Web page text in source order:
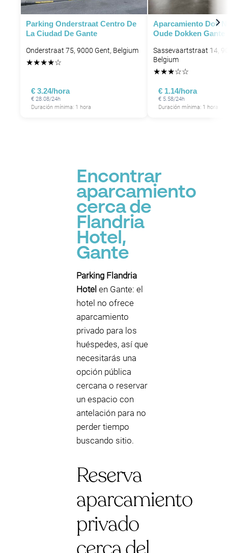
Parking Onderstraat Centro De
La Ciudad De Gante
Onderstraat 75, 9000 Gent, Belgium
★★★★☆
€ 3.24/hora
€ 28.08/24h
Duración mínima: 1 hora
Aparcamiento Dok
Oude Dokken Gante
Sassevaartstraat 14,
Belgium
★★★☆☆
€ 1.14/hora
€ 5.58/24h
Duración mínima: 1 hora
Encontrar
aparcamiento
cerca de
Flandria
Hotel,
Gante
Parking Flandria
Hotel en Gante: el
hotel no ofrece
aparcamiento
privado para los
huéspedes, así que
necesitarás una
opción pública
cercana o reservar
un espacio con
antelación para no
perder tiempo
buscando sitio.
Reserva
aparcamiento
privado